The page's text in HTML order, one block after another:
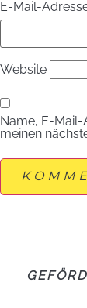
E-Mail-
Website
Name, E-
meinen